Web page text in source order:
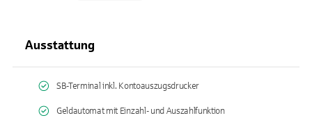
Ausstattung
SB-Terminal inkl. Kontoauszugsdrucker
Geldautomat mit Einzahl- und Auszahlfunktion